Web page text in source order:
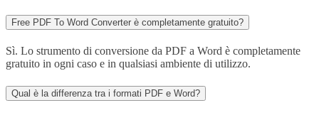
Free PDF To Word Converter è completamente gratuito?
Sì. Lo strumento di conversione da PDF a Word è completamente
gratuito in ogni caso e in qualsiasi ambiente di utilizzo.
Qual è la differenza tra i formati PDF e Word?